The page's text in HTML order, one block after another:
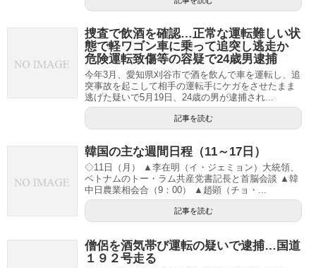
捜査で飲酒を確認…正常な運転難しい状
態で軽ワゴン車に乗って追突し逃走か
危険運転致傷等の容疑で24歳男逮捕
今年3月、愛知県刈谷市で酒を飲んで車を運転し、追
突事故を起こして相手の運転手にケガをさせたまま
逃げた疑いで5月19日、24歳の男が逮捕され...
記事を読む
韓国の主な週間日程（11～17日）
◇11日（月） ▲李在明（イ・ジェミョン）大統領、
ベトナムのトー・ラム共産党書記長と首脳会談 ▲韓
中日農業相会合（9：00） ▲趙顕（チョ・...
記事を読む
僧侶を酒気帯び運転の疑いで逮捕…国道
１９２号走る